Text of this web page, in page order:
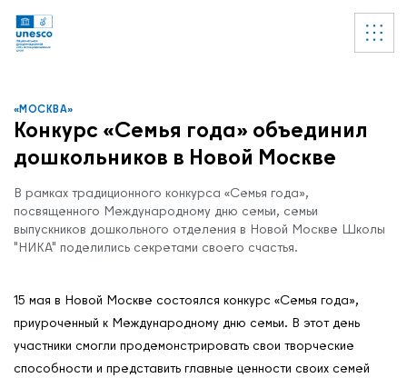
«МОСКВА»
Конкурс «Семья года» объединил
дошкольников в Новой Москве
В рамках традиционного конкурса «Семья года»,
посвященного Международному дню семьи, семьи
выпускников дошкольного отделения в Новой Москве Школы
"НИКА" поделились секретами своего счастья.
15 мая в Новой Москве состоялся конкурс «Семья года»,
приуроченный к Международному дню семьи. В этот день
участники смогли продемонстрировать свои творческие
способности и представить главные ценности своих семей
Ссылки
УВЕДОМЛЕНИЕ
Список пуст